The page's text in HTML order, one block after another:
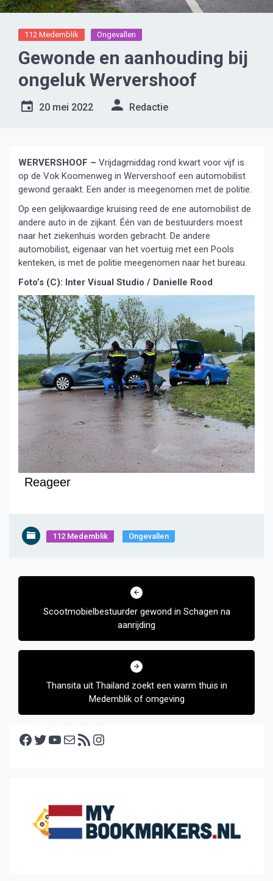
112 Medemblik Ongevallen
Gewonde en aanhouding bij
ongeluk Wervershoof
20 mei 2022 Redactie
WERVERSHOOF – Vrijdagmiddag rond kwart voor vijf is
op de Vok Koomenweg in Wervershoof een automobilist
gewond geraakt. Een ander is meegenomen met de politie.
Op een gelijkwaardige kruising reed de ene automobilist de
andere auto in de zijkant. Één van de bestuurders moest
naar het ziekenhuis worden gebracht. De andere
automobilist, eigenaar van het voertuig met een Pools
kenteken, is met de politie meegenomen naar het bureau.
Foto’s (C): Inter Visual Studio / Danielle Rood
Reageer
112 Medemblik Ongevallen
Bericht
Scootmobielbestuurder gewond in Schagen na
aanrijding
Thansita uit Thailand zoekt een warm thuis in
Medemblik of omgeving
Facebook Twitter YouTube E-mail RSS feed